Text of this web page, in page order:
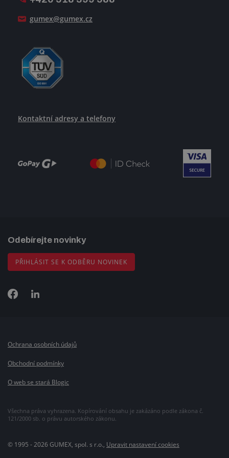
gumex@gumex.cz
Kontaktní adresy a telefony
Odebírejte novinky
PŘIHLÁSIT SE K ODBĚRU NOVINEK
Všechna práva vyhrazena. Kopírování obsahu je zakázáno podle zákona č.
121/2000 sb. o právu autorského zákonu.
Ochrana osobních údajů
Obchodní podmínky
O web se stará Blogic
© 1995 - 2026 GUMEX, spol. s r.o., Upravit nastavení cookies